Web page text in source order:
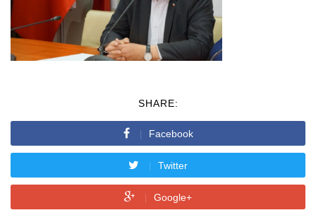
SHARE:
Facebook
Twitter
Google+